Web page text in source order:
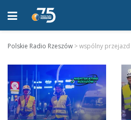
Polskie Radio Rzeszów >wspólny przejazd